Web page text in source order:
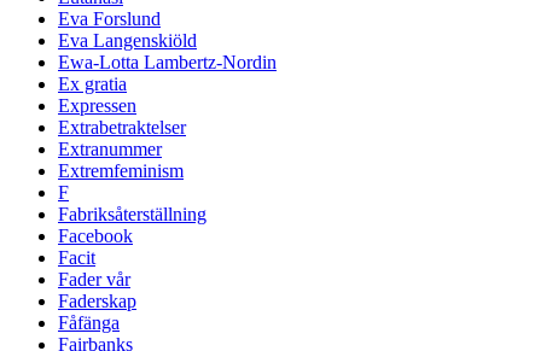
Eva Forslund
Eva Langenskiöld
Ewa-Lotta Lambertz-Nordin
Ex gratia
Expressen
Extrabetraktelser
Extranummer
Extremfeminism
F
Fabriksåterställning
Facebook
Facit
Fader vår
Faderskap
Fåfänga
Fairbanks